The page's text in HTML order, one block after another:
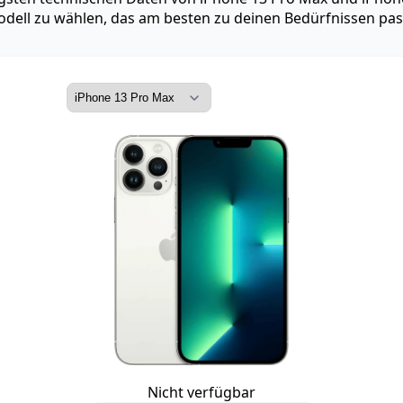
zu wählen, das am besten zu deinen Bedürfnissen
Nicht verfügbar